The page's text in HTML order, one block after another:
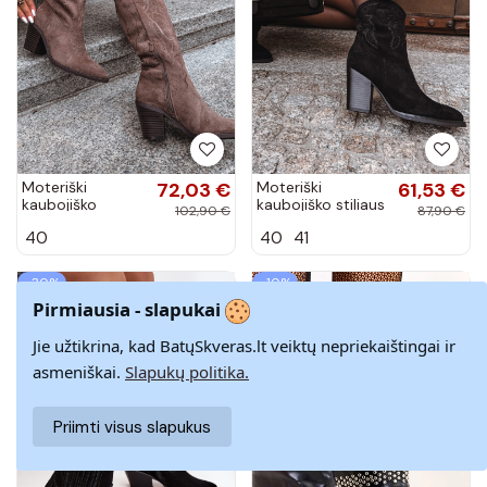
Moteriški
kaubojiško
batai su
dirbtinės zomšos
72,03 €
102,90 €
40
Moteriški
kaubojiško stiliaus
kulniukais iš
juodos...
61,53 €
87,90 €
40 41
−30% −10%
Pirmiausia - slapukai
Jie užtikrina, kad BatųSkveras.lt veiktų nepriekaištingai ir
asmeniškai. Slapukų politika.
Priimti visus slapukus